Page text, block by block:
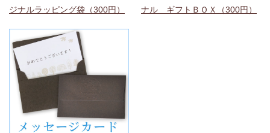
ジナルラッピング袋（300円）
ナル ギフトＢＯＸ（300円）